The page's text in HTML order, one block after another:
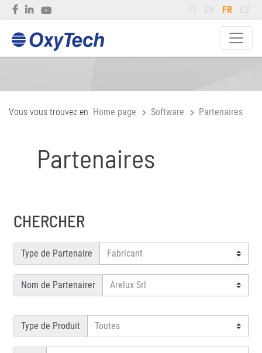
IT EN FR ES
Vous vous trouvez en Home page Software Partenaires
Partenaires
CHERCHER
Type de Partenaire
Nom de Partenairer
Type de Produit